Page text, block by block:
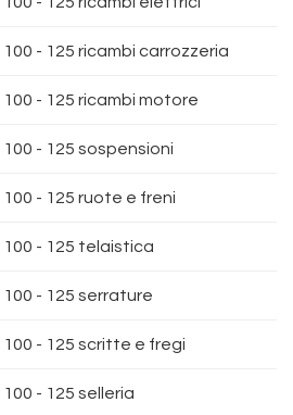
- 125 ricambi carrozzeria
- 125 ricambi motore
- 125 sospensioni
- 125 ruote e freni
- 125 telaistica
- 125 serrature
- 125 scritte e fregi
- 125 selleria